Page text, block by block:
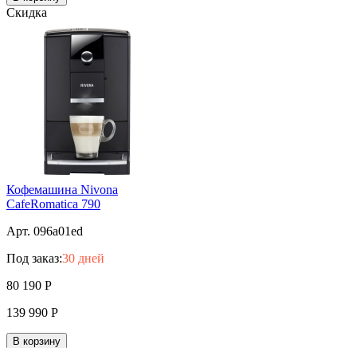
Скидка
Кофемашина Nivona
CafeRomatica 790
Арт. 096a01ed
Под заказ:30 дней
80 190 Р
139 990 Р
В корзину